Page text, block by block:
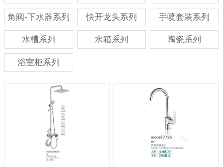
角阀-下水器系列 快开龙头系列 手喷套装系列
水槽系列 水箱系列 陶瓷系列
浴室柜系列